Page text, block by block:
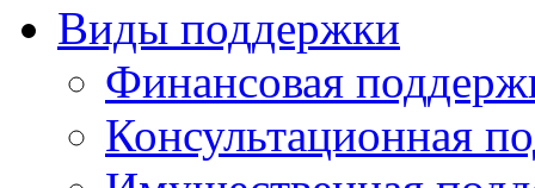
Виды поддержки
Финансовая
Консультационная